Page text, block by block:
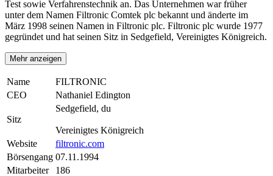
Test sowie Verfahrenstechnik an. Das Unternehmen war früher
unter dem Namen Filtronic Comtek plc bekannt und änderte im
März 1998 seinen Namen in Filtronic plc. Filtronic plc wurde 1977
gegründet und hat seinen Sitz in Sedgefield, Vereinigtes Königreich.
Mehr anzeigen
Name
FILTRONIC
CEO
Nathaniel Edington
Sitz
Sedgefield, du
Vereinigtes Königreich
Website
filtronic.com
Börsengang 07.11.1994
Mitarbeiter
186